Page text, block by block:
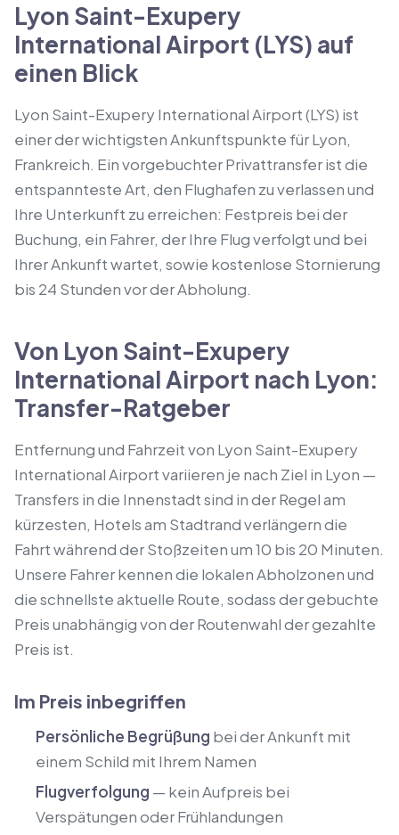
Lyon Saint-Exupery
International Airport (LYS) auf
einen Blick
Lyon Saint-Exupery International Airport (LYS) ist
einer der wichtigsten Ankunftspunkte für Lyon,
Frankreich. Ein vorgebuchter Privattransfer ist die
entspannteste Art, den Flughafen zu verlassen und
Ihre Unterkunft zu erreichen: Festpreis bei der
Buchung, ein Fahrer, der Ihre Flug verfolgt und bei
Ihrer Ankunft wartet, sowie kostenlose Stornierung
bis 24 Stunden vor der Abholung.
Von Lyon Saint-Exupery
International Airport nach Lyon:
Transfer-Ratgeber
Entfernung und Fahrzeit von Lyon Saint-Exupery
International Airport variieren je nach Ziel in Lyon —
Transfers in die Innenstadt sind in der Regel am
kürzesten, Hotels am Stadtrand verlängern die
Fahrt während der Stoßzeiten um 10 bis 20 Minuten.
Unsere Fahrer kennen die lokalen Abholzonen und
die schnellste aktuelle Route, sodass der gebuchte
Preis unabhängig von der Routenwahl der gezahlte
Preis ist.
Im Preis inbegriffen
Persönliche Begrüßung bei der Ankunft mit
einem Schild mit Ihrem Namen
Flugverfolgung — kein Aufpreis bei
Verspätungen oder Frühlandungen